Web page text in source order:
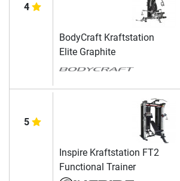
4
BodyCraft Kraftstation
Elite Graphite
5
Inspire Kraftstation FT2
Functional Trainer